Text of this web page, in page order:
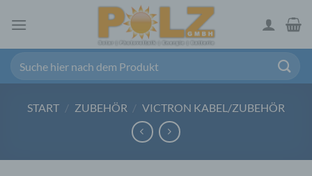
Inhalt
START / ZUBEHÖR / VICTRON KABEL/ZUBEHÖR